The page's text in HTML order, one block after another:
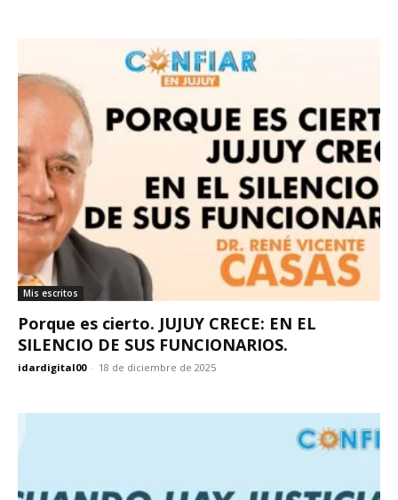
Mis escritos
Porque es cierto. JUJUY CRECE: EN EL
SILENCIO DE SUS FUNCIONARIOS.
idardigital00 - 18 de diciembre de 2025